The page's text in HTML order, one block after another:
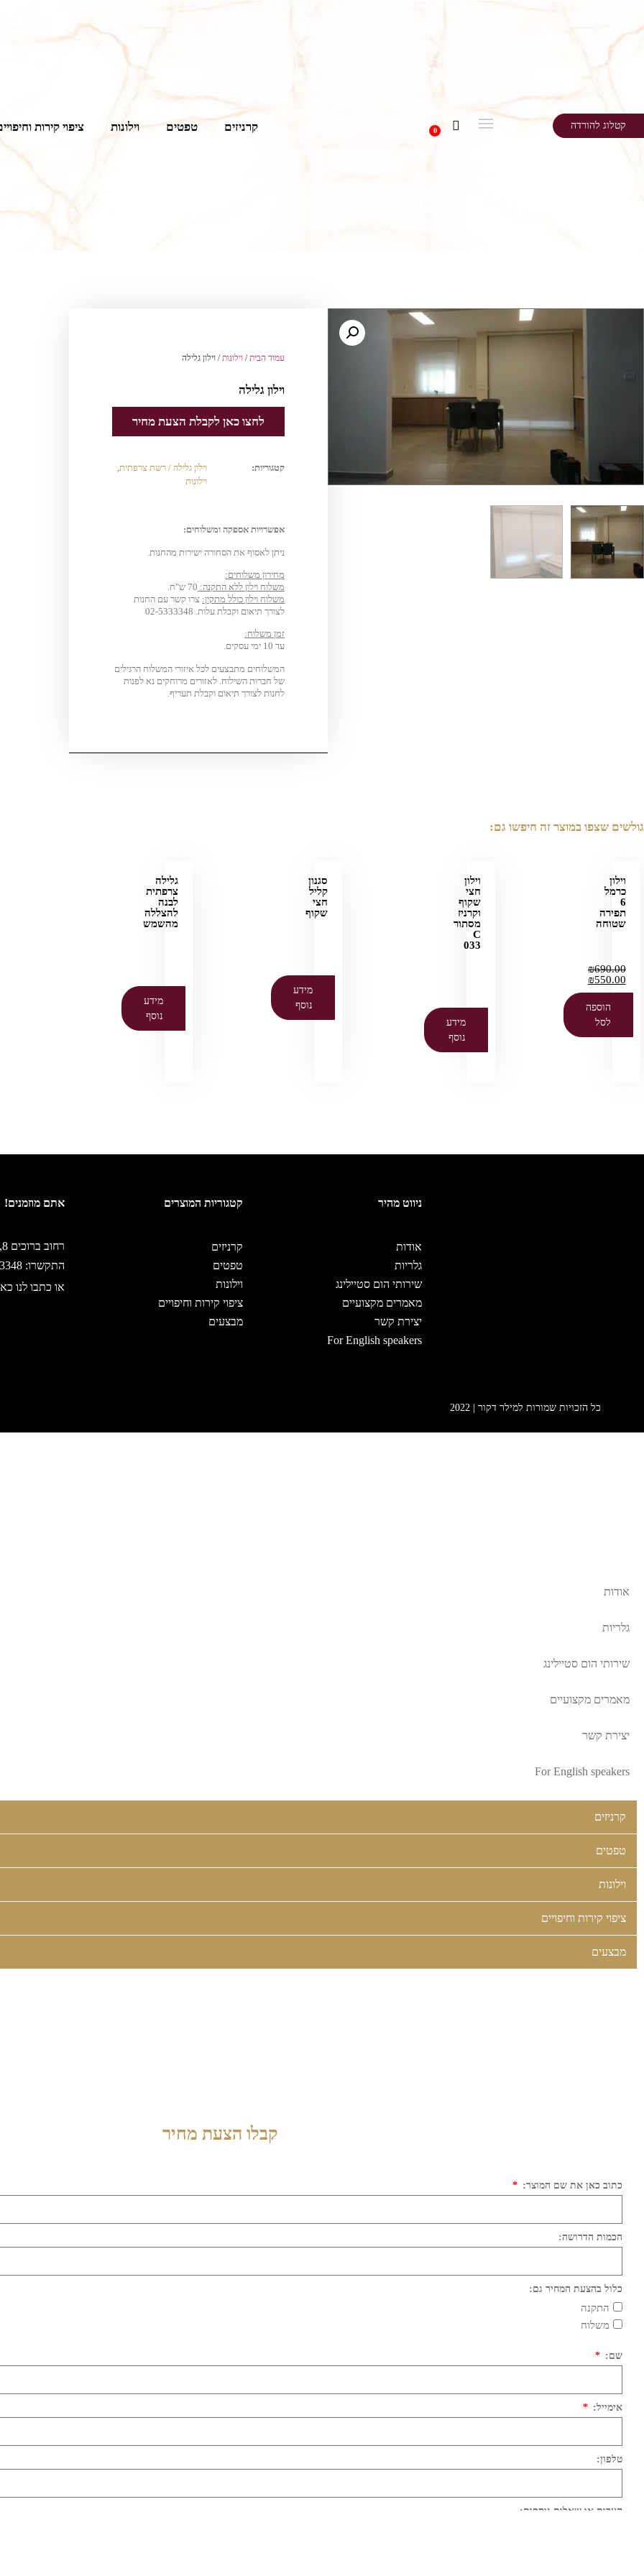
קטלוג להורדה 0 קרניזים טפטים וילונות ציפוי קירות
עמוד הבית/ וילונות/ וילון גלילה
וילון גלילה
לחצו כאן לקבלת הצעת מחיר
קטגוריות: וילון גלילה / רשת צרפתית,
וילונות
אפשרויות אספקה ומשלוחים:
ניתן לאסוף את הסחורה ישירות מהחנות.
מחירון משלוחים:
משלוח וילון ללא התקנה: 70 ש"ח.
משלוח וילון כולל מתקין: צרו קשר עם החנות
לצורך תיאום וקבלת עלות. 02-5333348
זמן משלוח:
עד 10 ימי עסקים.
המשלוחים מתבצעים לכל איזורי המשלוח הרגילים
של חברות השילוח. לאזורים מרוחקים נא לפנות
לחנות לצורך תיאום וקבלת תעריף.
גולשים שצפו במוצר זה חיפשו גם:
וילון
כרמל
6
תפירה
שטוחה
₪690.00
₪550.00
הוספה
לסל
וילון
חצי
שקוף
וקרניז
מסתור
C
033
מידע
נוסף
סגנון
קליל
חצי
שקוף
מידע
נוסף
גלילה
צרפתית
לבנה
להצללה
מהשמש
מידע
נוסף
ניווט מהיר
אודות
גלריות
שירותי הום סטיילינג
מאמרים מקצועיים
יצירת קשר
For English speakers
קטגוריות המוצרים
קרניזים
טפטים
וילונות
ציפוי קירות וחיפויים
מבצעים
אתם מוזמנים!
רחוב ברוכים 8, ירושלים
התקשרו: 02-5333348
או כתבו לנו
כל הזכויות שמורות למילר דקור | 2022
אודות
גלריות
שירותי הום סטיילינג
מאמרים מקצועיים
יצירת קשר
For English speakers
קרניזים
טפטים
וילונות
ציפוי קירות וחיפויים
מבצעים
קבלו הצעת מחיר
כתוב כאן את שם המוצר:
הכמות הדרושה:
כלול בהצעת המחיר גם:
התקנה
משלוח
שם:
אימייל:
טלפון:
הערות או שאלות נוספות: